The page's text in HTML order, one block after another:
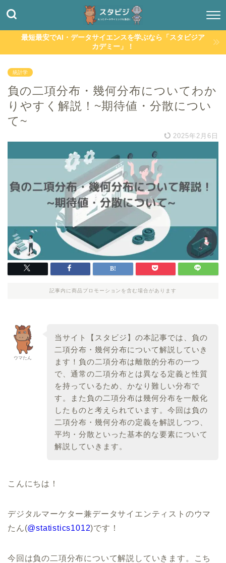
最短最安でAI・データサイエンスを学ぶなら「スタビジア
カデミー」！
統計学
負の二項分布・幾何分布についてわか
りやすく解説！~期待値・分散につい
て~
2025年2月6日
記事内に商品プロモーションを含む場合があります
ウマたん
当サイト【スタビジ】の本記事では、負の
二項分布・幾何分布について解説していき
ます！負の二項分布は離散的分布の一つ
で、通常の二項分布とは異なる定義と性質
を持っているため、かなり難しい分布で
す。また負の二項分布は幾何分布を一般化
したものと考えられています。今回は負の
二項分布・幾何分布の定義を解説しつつ、
平均・分散といった基本的な要素について
解説していきます。
こんにちは！
デジタルマーケター兼データサイエンティストのウマ
たん(@statistics1012)です！
今回は負の二項分布について解説していきます。こち